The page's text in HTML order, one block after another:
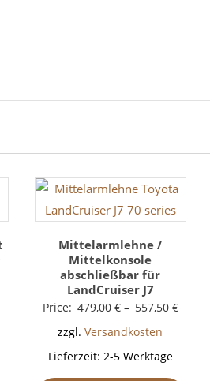
Mittelarmlehne /
Mittelkonsole
abschließbar für
LandCruiser J7
Price: 479,00 €– 557,50 €
zzgl.Versandkosten
Lieferzeit: 2-5 Werktage